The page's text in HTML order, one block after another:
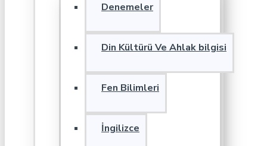
Denemeler
Din Kültürü Ve Ahlak bilgisi
Fen Bilimleri
İngilizce